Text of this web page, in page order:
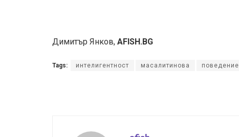
Димитър Янков, AFISH.BG
Tags: интелигентност масалитинова поведение